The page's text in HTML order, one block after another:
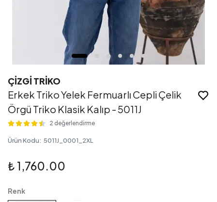
ÇİZGİ TRİKO
Erkek Triko Yelek Fermuarlı Cepli Çelik
Örgü Triko Klasik Kalıp - 5011J
2 değerlendirme
Ürün Kodu: 5011J_0001_2XL
₺ 1,760.00
Renk